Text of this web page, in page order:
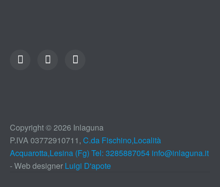
Copyright © 2026 Inlaguna
P.IVA 03772910711, C.da Fischino,Località
Acquarotta,Lesina (Fg) Tel: 3285887054 info@inlaguna.it
- Web designer Luigi D'apote